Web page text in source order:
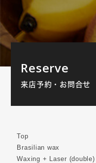
Reserve
来店予約・お問合せ
Top
Brasilian wax
Waxing + Laser (double)